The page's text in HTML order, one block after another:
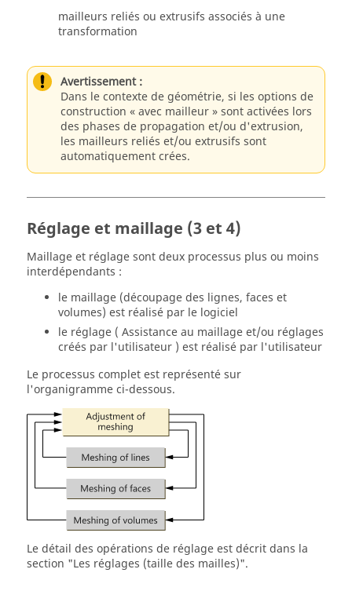
mailleurs reliés ou extrusifs associés à une
transformation
Avertissement :
Dans le contexte de géométrie, si les options de
construction « avec mailleur » sont activées lors
des phases de propagation et/ou d'extrusion,
les mailleurs reliés et/ou extrusifs sont
automatiquement crées.
Réglage et maillage (3 et 4)
Maillage et réglage sont deux processus plus ou moins
interdépendants :
le maillage (découpage des lignes, faces et
volumes) est réalisé par le logiciel
le réglage ( Assistance au maillage et/ou réglages
créés par l'utilisateur ) est réalisé par l'utilisateur
Le processus complet est représenté sur
l'organigramme ci-dessous.
Le détail des opérations de réglage est décrit dans la
section "Les réglages (taille des mailles)".